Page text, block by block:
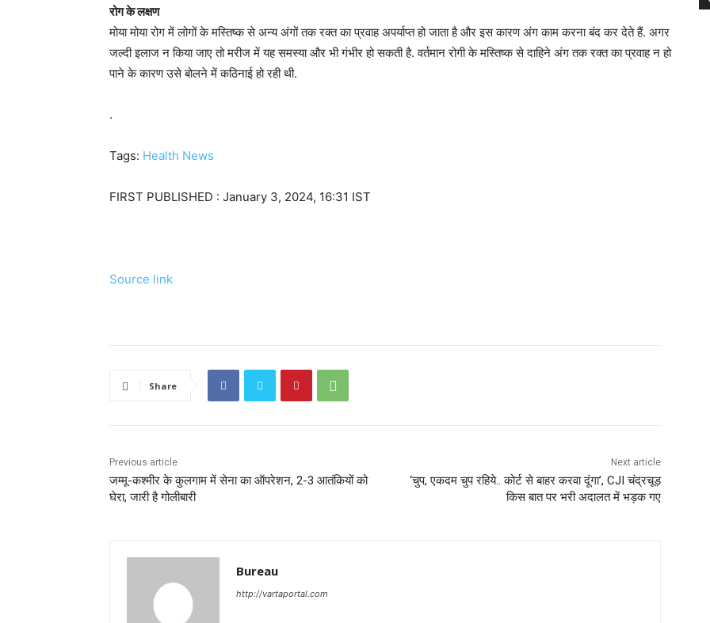
रोग के लक्षण
मोया मोया रोग में लोगों के मस्तिष्क से अन्य अंगों तक रक्त का प्रवाह अपर्याप्त हो जाता है और इस कारण अंग काम करना बंद कर देते हैं. अगर
जल्दी इलाज न किया जाए तो मरीज में यह समस्या और भी गंभीर हो सकती है. वर्तमान रोगी के मस्तिष्क से दाहिने अंग तक रक्त का प्रवाह न हो
पाने के कारण उसे बोलने में कठिनाई हो रही थी.
.
Tags: Health News
FIRST PUBLISHED : January 3, 2024, 16:31 IST
Source link
Share
Previous article
जम्‍मू-कश्‍मीर के कुलगाम में सेना का ऑपरेशन, 2-3 आतंकियों को
घेरा, जारी है गोलीबारी
Next article
‘चुप, एकदम चुप रहिये.. कोर्ट से बाहर करवा दूंगा’, CJI चंद्रचूड़
किस बात पर भरी अदालत में भड़क गए
Bureau
http://vartaportal.com